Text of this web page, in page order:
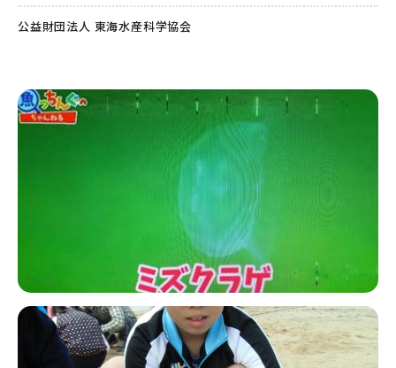
公益財団法人 東海水産科学協会